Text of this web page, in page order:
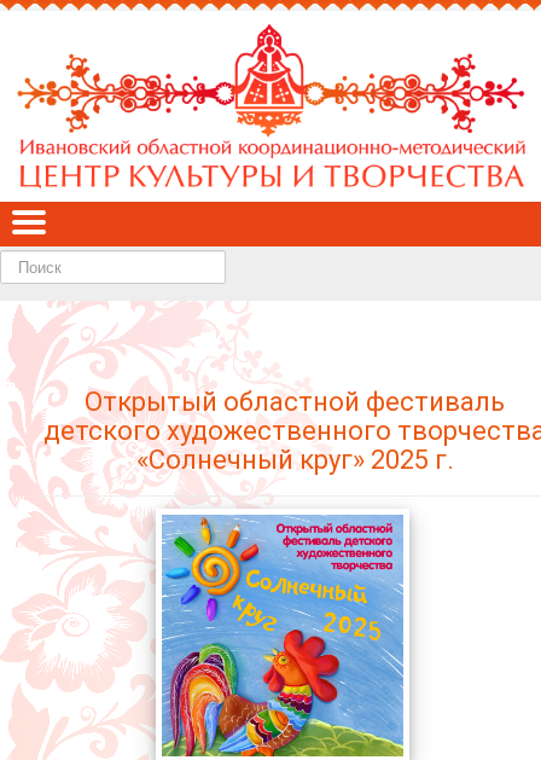
Найти
Открытый областной фестиваль
детского художественного
«Солнечный круг» 2025 г.